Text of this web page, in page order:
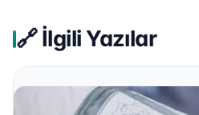
🔗 İlgili Yazılar